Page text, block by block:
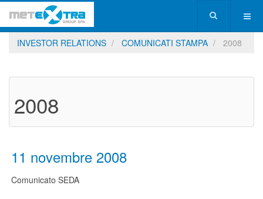
INVESTOR RELATIONS COMUNICATI STAMPA 2008
2008
11 novembre 2008
Comunicato SEDA